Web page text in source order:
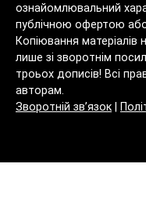
ознайомлювальний
публічною офертою
Копіювання матеріалів
лише зі зворотнім
троьох дописів! Всі
авторам.
Зворотній зв’язок